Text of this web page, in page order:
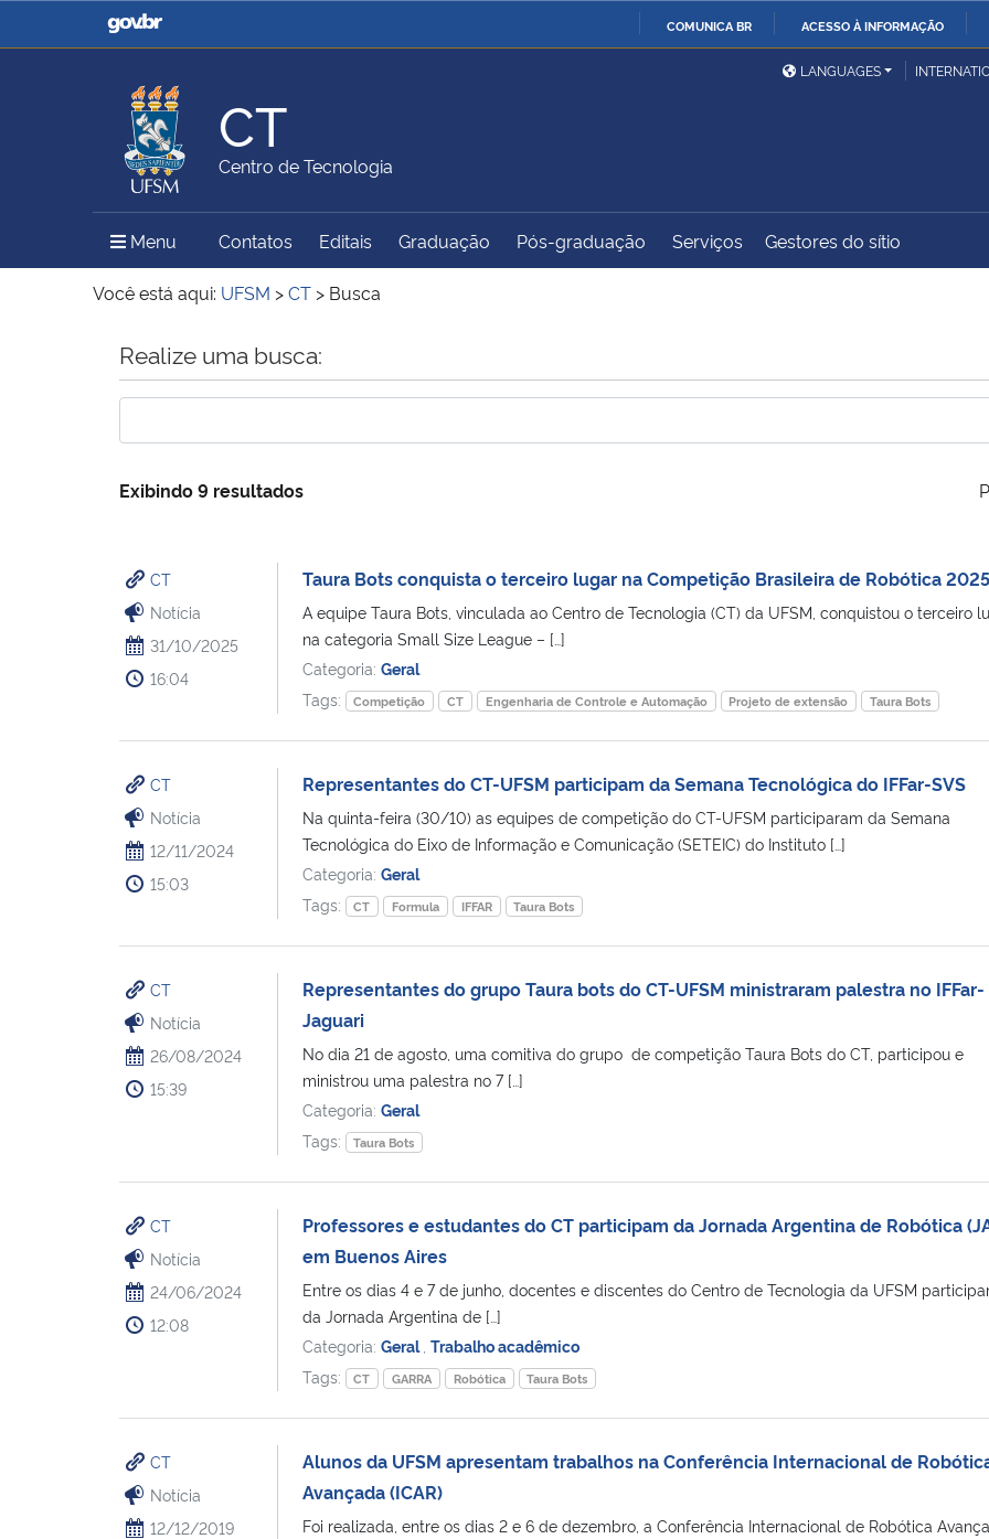
COMUNICA BR ACESSO À INFORMAÇÃO
Casa Civil
Ministério da Justiça e
Ministério da Defesa
Ministério das Relações
Exteriores
Ministério da Agricultura,
Pecuária e Abastecimento
Ministério do Meio Ambiente Ministério do Turismo
Ministério do
Controladoria-Geral da
LANGUAGES
CT
Centro de Tecnologia
Menu Menu Principal do Sítio
Contatos Editais Graduação Pós-graduação Serviços Gestores do sítio
Você está aqui: UFSM >CT > Busca
Início do conteúdo
Realize uma busca:
Exibindo 9 resultados
CT
Notícia
31/10/2025
16:04
Taura Bots conquista o terceiro lugar na Competição Brasileira de Robótica 2025
A equipe Taura Bots, vinculada ao Centro de Tecnologia (CT) da UFSM, conquistou o terceiro
na categoria Small Size League – […]
Categoria: Geral
Tags:
Competição CT Engenharia de Controle e Automação Projeto de extensão Taura Bots
CT
Notícia
12/11/2024
15:03
Representantes do CT-UFSM participam da Semana Tecnológica do IFFar-SVS
Na quinta-feira (30/10) as equipes de competição do CT-UFSM participaram da Semana
Tecnológica do Eixo de Informação e Comunicação (SETEIC) do Instituto […]
Categoria: Geral
Tags:
CT Formula IFFAR Taura Bots
CT
Notícia
26/08/2024
15:39
Representantes do grupo Taura bots do CT-UFSM ministraram palestra no IFFar-
Jaguari
No dia 21 de agosto, uma comitiva do grupo de competição Taura Bots do CT, participou e
ministrou uma palestra no 7 […]
Categoria: Geral
Tags:
Taura Bots
CT
Notícia
24/06/2024
12:08
Professores e estudantes do CT participam da Jornada Argentina de Robótica
em Buenos Aires
Entre os dias 4 e 7 de junho, docentes e discentes do Centro de Tecnologia da UFSM
da Jornada Argentina de […]
Categoria: Geral Trabalho acadêmico
Tags:
CT GARRA Robótica Taura Bots
CT
Notícia
12/12/2019
Alunos da UFSM apresentam trabalhos na Conferência Internacional de
Avançada (ICAR)
Foi realizada, entre os dias 2 e 6 de dezembro, a Conferência Internacional de Robótica